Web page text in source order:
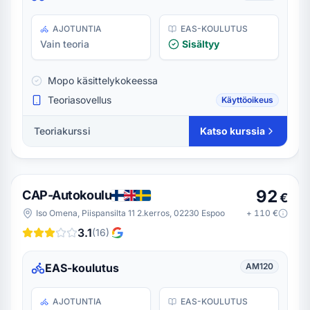
AJOTUNTIA
Vain teoria
EAS-KOULUTUS
Sisältyy
Mopo käsittelykokeessa
Teoriasovellus
Käyttöoikeus
Teoriakurssi Katso kurssia
CAP-Autokoulu
Iso Omena, Piispansilta 11 2.kerros, 02230 Espoo
3.1(16)
92€
+ 110 €
EAS-koulutus AM120
AJOTUNTIA EAS-KOULUTUS